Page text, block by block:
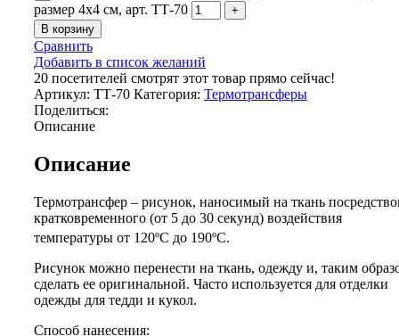
размер 4х4 см, арт. ТТ-70
В корзину
Сравнить
Добавить в список желаний
20 посетителей смотрят этот товар прямо сейчас!
Артикул: ТТ-70 Категория: Термотрансферы
Поделиться:
Описание
Описание
Термотрансфер – рисунок, наносимый на ткань
кратковременного (от 5 до 30 секунд) воздействия
температуры от 120ºС до 190ºС.
Рисунок можно перенести на ткань, одежду и, таким
сделать ее оригинальной. Часто используется для отделки
одежды для тедди и кукол.
Способ нанесения: